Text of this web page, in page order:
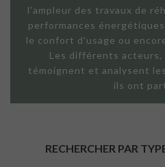
l'ampleur des travaux de
performances
le confort d'usage ou
Les différents acteurs,
témoignent et analysent
ils ont
RECHERCHER PAR
EXTÉRIEURE